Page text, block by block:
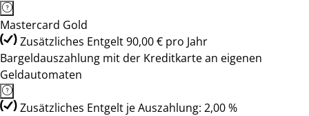
Mastercard Gold
Zusätzliches Entgelt 90,00 € pro Jahr
Bargeldauszahlung mit der Kreditkarte an eigenen
Geldautomaten
Zusätzliches Entgelt je Auszahlung: 2,00 %